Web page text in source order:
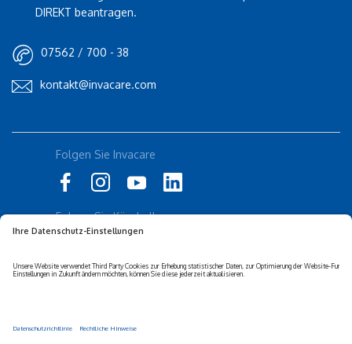
DIREKT beantragen.
07562 / 700 - 38
kontakt@invacare.com
Barrierefreiheits-erklärung
Folgen Sie Invacare
Folgen Sie Küschall